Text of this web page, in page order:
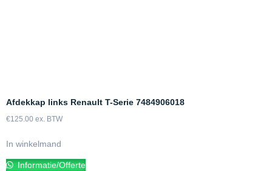
Afdekkap links Renault T-Serie 7484906018
€125.00 ex. BTW
In winkelmand
Informatie/Offerte